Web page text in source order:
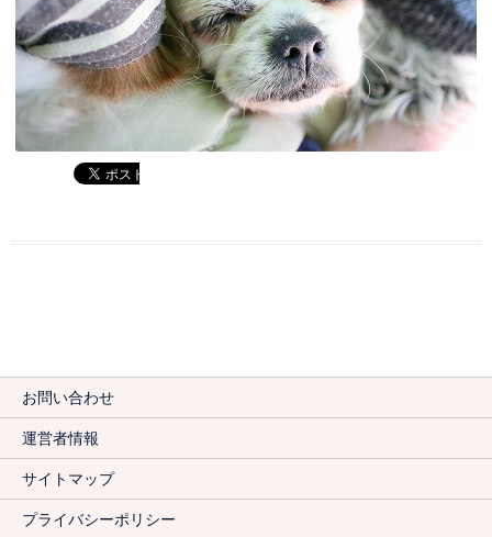
お問い合わせ
運営者情報
サイトマップ
プライバシーポリシー